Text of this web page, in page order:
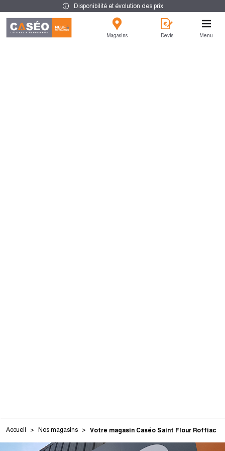
Disponibilité et évolution des prix
Magasins Devis Menu
Accueil Nos magasins Votre magasin Caséo Saint Flour Roffiac